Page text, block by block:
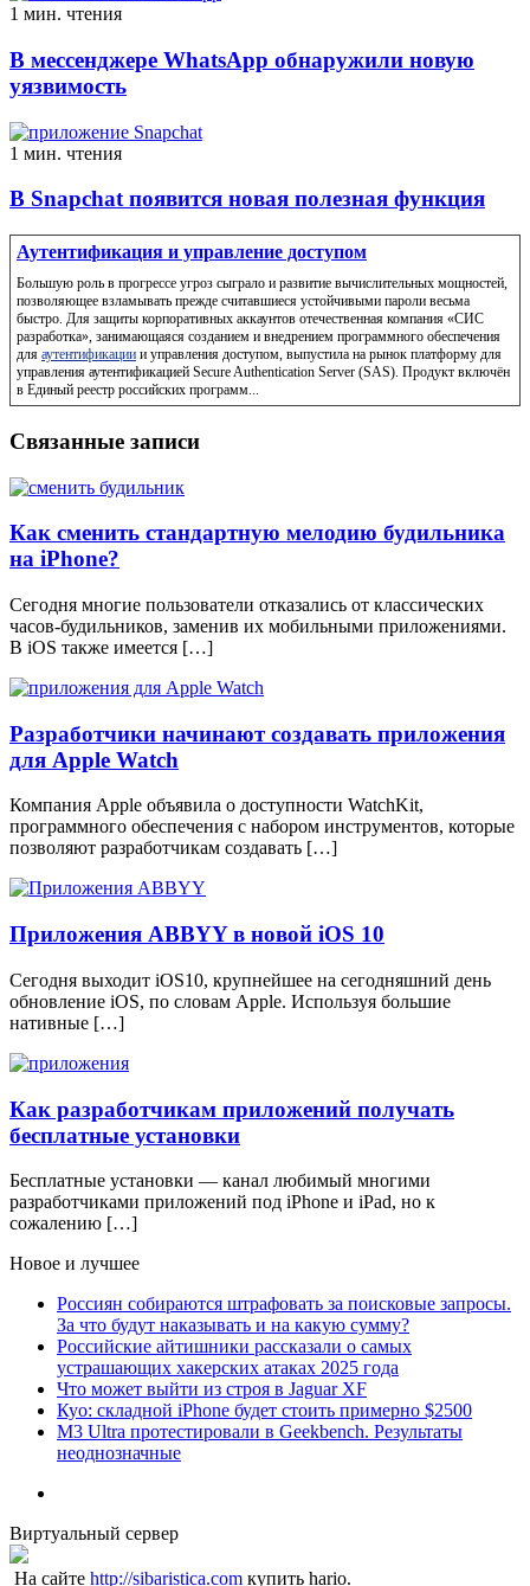
1 мин. чтения
В мессенджере WhatsApp обнаружили новую
уязвимость
1 мин. чтения
В Snapchat появится новая полезная функция
Аутентификация и управление доступом
Большую роль в прогрессе угроз сыграло и развитие вычислительных мощностей,
позволяющее взламывать прежде считавшиеся устойчивыми пароли весьма
быстро. Для защиты корпоративных аккаунтов отечественная компания «СИС
разработка», занимающаяся созданием и внедрением программного обеспечения
для аутентификации и управления доступом, выпустила на рынок платформу для
управления аутентификацией Secure Authentication Server (SAS). Продукт включён
в Единый реестр российских программ...
Связанные записи
Как сменить стандартную мелодию будильника
на iPhone?
Сегодня многие пользователи отказались от классических
часов-будильников, заменив их мобильными приложениями.
В iOS также имеется […]
Разработчики начинают создавать приложения
для Apple Watch
Компания Apple объявила о доступности WatchKit,
программного обеспечения с набором инструментов, которые
позволяют разработчикам создавать […]
Приложения ABBYY в новой iOS 10
Сегодня выходит ­iOS­10, крупнейшее на сегодняшний день
обновление iOS, по словам ­Apple. Используя большие
нативные […]
Как разработчикам приложений получать
бесплатные установки
Бесплатные установки — канал любимый многими
разработчиками приложений под iPhone и iPad, но к
сожалению […]
Новое и лучшее
Россиян собираются штрафовать за поисковые запросы.
За что будут наказывать и на какую сумму?
Российские айтишники рассказали о самых
устрашающих хакерских атаках 2025 года
Что может выйти из строя в Jaguar XF
Куо: складной iPhone будет стоить примерно $2500
M3 Ultra протестировали в Geekbench. Результаты
неоднозначные
Виртуальный сервер
На сайте http://sibaristica.com купить hario.